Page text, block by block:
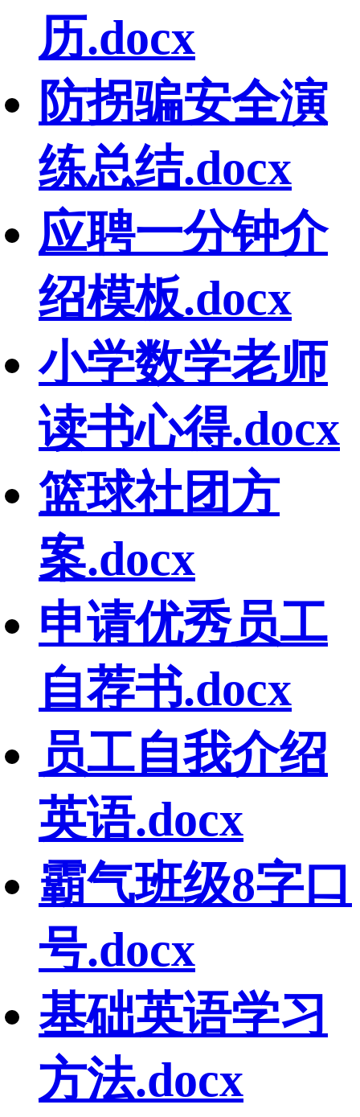
历.docx
防拐骗安全演
练总结.docx
应聘一分钟介
绍模板.docx
小学数学老师
读书心得.docx
篮球社团方
案.docx
申请优秀员工
自荐书.docx
员工自我介绍
英语.docx
霸气班级8字口
号.docx
基础英语学习
方法.docx